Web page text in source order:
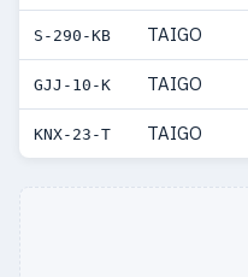
S-290-KB TAIGO
GJJ-10-K TAIGO
KNX-23-T TAIGO